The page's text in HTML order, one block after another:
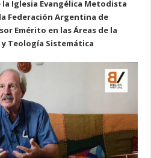
Iglesia Evangélica Metodista
Federación Argentina de
Emérito en las Áreas de la
Teología Sistemática